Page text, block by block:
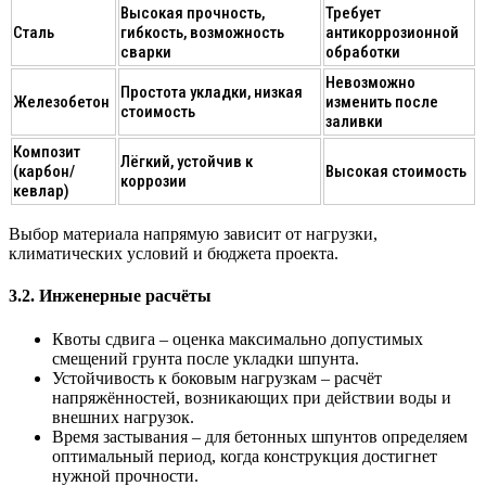
Сталь
Высокая прочность,
гибкость, возможность
сварки
Требует
антикоррозионной
обработки
Железобетон
Простота укладки, низкая
стоимость
Невозможно
изменить после
заливки
Композит
(карбон/
кевлар)
Лёгкий, устойчив к
коррозии
Высокая стоимость
Выбор материала напрямую зависит от нагрузки,
климатических условий и бюджета проекта.
3.2. Инженерные расчёты
Квоты сдвига – оценка максимально допустимых
смещений грунта после укладки шпунта.
Устойчивость к боковым нагрузкам – расчёт
напряжённостей, возникающих при действии воды и
внешних нагрузок.
Время застывания – для бетонных шпунтов определяем
оптимальный период, когда конструкция достигнет
нужной прочности.